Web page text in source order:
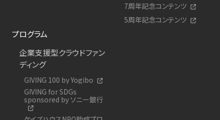
7周年記念コンテンツ
5周年記念コンテンツ
プログラム
企業支援型クラウドファン
ディング
GIVING 100 by Yogibo
GIVING for SDGs
sponsored by ソニー銀行